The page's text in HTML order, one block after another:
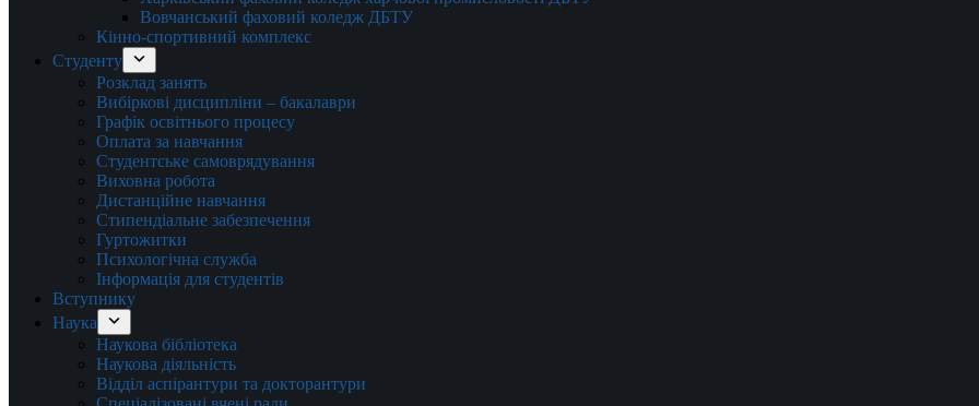
Вовчанський фаховий коледж ДБТУ
Кінно-спортивний комплекс
Студенту
Розклад занять
Вибіркові дисципліни – бакалаври
Графік освітнього процесу
Оплата за навчання
Студентське самоврядування
Виховна робота
Дистанційне навчання
Стипендіальне забезпечення
Гуртожитки
Психологічна служба
Інформація для студентів
Вступнику
Наука
Наукова бібліотека
Наукова діяльність
Відділ аспірантури та докторантури